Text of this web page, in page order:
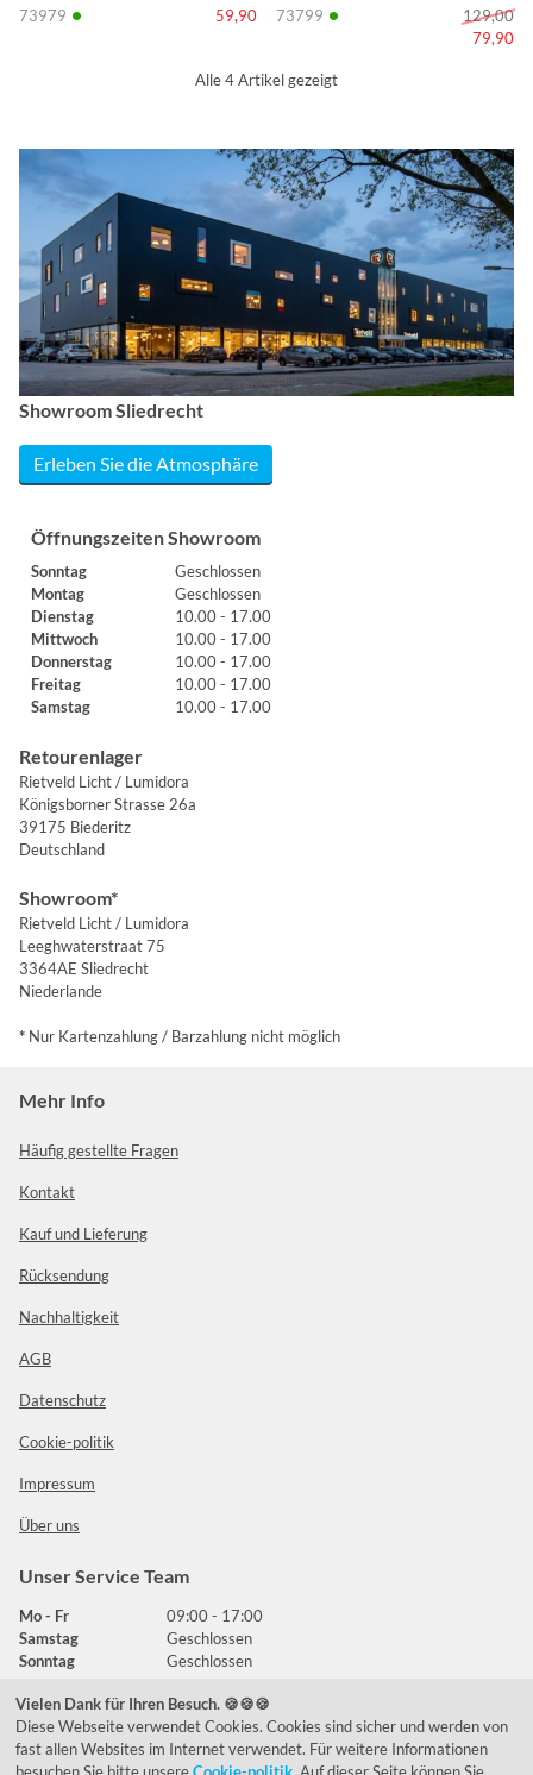
73979 • 59,90 73799 •
129,00
79,90
Alle 4 Artikel gezeigt
Showroom Sliedrecht
Erleben Sie die Atmosphäre
Öffnungszeiten Showroom
Sonntag
Geschlossen
Montag
Geschlossen
Dienstag
10.00 - 17.00
Mittwoch
10.00 - 17.00
Donnerstag
10.00 - 17.00
Freitag
10.00 - 17.00
Samstag
10.00 - 17.00
Retourenlager
Rietveld Licht / Lumidora
Königsborner Strasse 26a
39175 Biederitz
Deutschland
Showroom*
Rietveld Licht / Lumidora
Leeghwaterstraat 75
3364AE Sliedrecht
Niederlande
* Nur Kartenzahlung / Barzahlung nicht möglich
Mehr Info
Häufig gestellte Fragen
Kontakt
Kauf und Lieferung
Rücksendung
Nachhaltigkeit
AGB
Datenschutz
Cookie-politik
Impressum
Über uns
Unser Service Team
Mo - Fr
09:00 - 17:00
Samstag
Geschlossen
Sonntag
Geschlossen
Häufig gestellte Fragen
Vielen Dank für Ihren Besuch. 🍪🍪🍪
Diese Webseite verwendet Cookies. Cookies sind sicher und werden von
fast allen Websites im Internet verwendet. Für weitere Informationen